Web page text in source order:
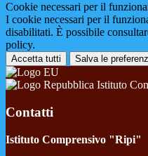
Cookie necessari per il
I cookie necessari per il
disabilitati. È possibile
policy.
Accetta tutti Salva le
Istituto
Contatti
Istituto Comprensivo "Ripi"